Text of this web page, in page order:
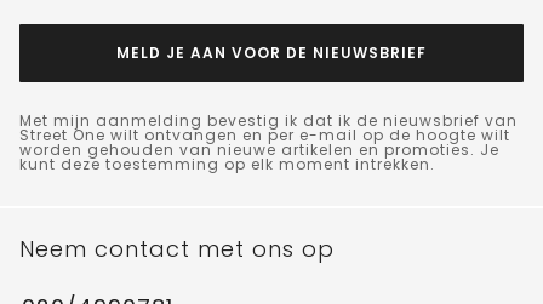
MELD JE AAN VOOR DE NIEUWSBRIEF
Met mijn aanmelding bevestig ik dat ik de nieuwsbrief van
Street One wilt ontvangen en per e-mail op de hoogte wilt
worden gehouden van nieuwe artikelen en promoties. Je
kunt deze toestemming op elk moment intrekken.
Neem contact met ons op